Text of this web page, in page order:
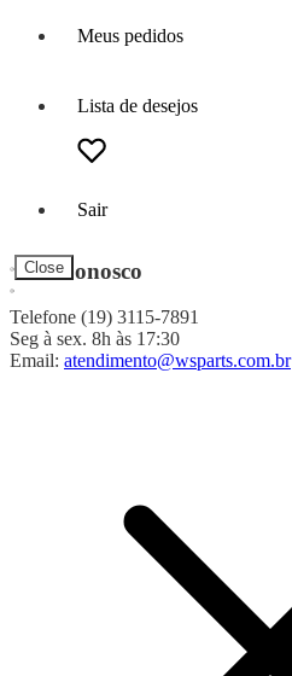
Meus pedidos
Lista de desejos
Sair
Close
Fale Conosco
Telefone (19) 3115-7891
Seg à sex. 8h às 17:30
Email: atendimento@wsparts.com.br